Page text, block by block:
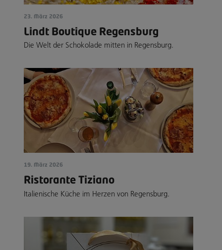
23. März 2026
Lindt Boutique Regensburg
Die Welt der Schokolade mitten in Regensburg.
19. März 2026
Ristorante Tiziano
Italienische Küche im Herzen von Regensburg.